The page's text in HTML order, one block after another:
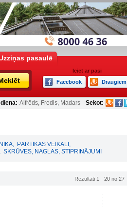
pasaulē
Ieiet ar pasi
Facebook
Draugiem
Alfrēds, Fredis, Madars Sekot:
, PĀRTIKAS VEIKALI ,
, SKRŪVES, NAGLAS, STIPRINĀJUMI
Rezultāti 1 - 20 no 27